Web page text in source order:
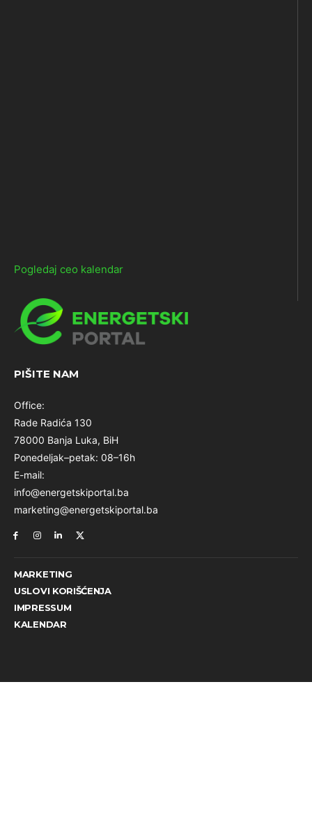
Pogledaj ceo kalendar
PIŠITE NAM
Office:
Rade Radića 130
78000 Banja Luka, BiH
Ponedeljak–petak: 08–16h
E-mail:
info@energetskiportal.ba
marketing@energetskiportal.ba
MARKETING
USLOVI KORIŠĆENJA
IMPRESSUM
KALENDAR